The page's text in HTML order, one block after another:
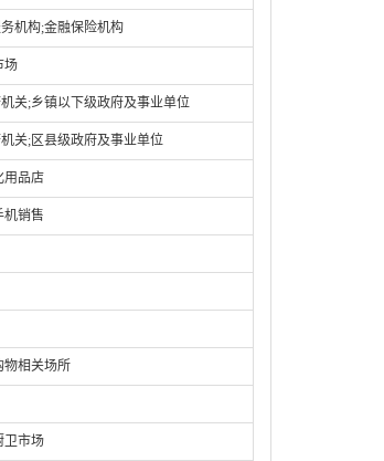
机构;金融保险机构
场
关;乡镇以下级政府及事业单位
关;区县级政府及事业单位
用品店
机销售
物相关场所
卫市场